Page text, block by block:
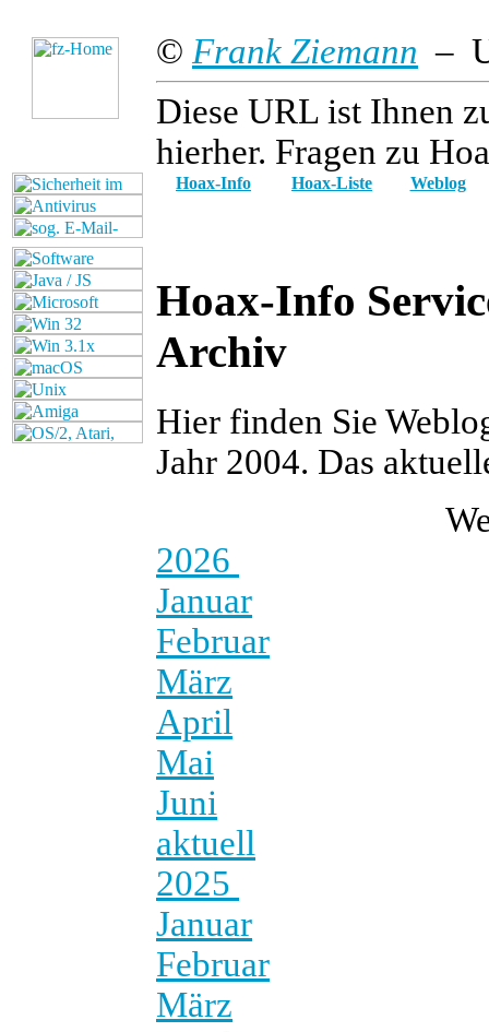
© Frank Ziemann –
Diese URL ist Ihnen
hierher. Fragen zu
Hoax-Info Hoax-Liste Weblog
Hoax-Info
Archiv
Hier finden Sie
Jahr 2004. Das
2026
Januar
Februar
März
April
Mai
Juni
aktuell
2025
Januar
Februar
März